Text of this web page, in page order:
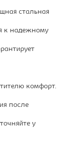
стальная
к надежному
комфорт.
после
у